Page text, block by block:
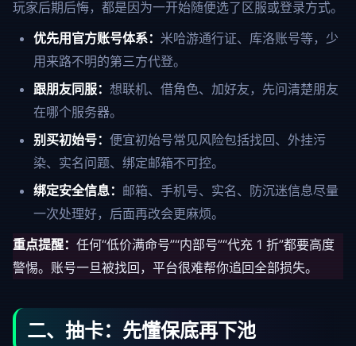
玩家后期后悔，都是因为一开始随便选了区服或登录方式。
优先用官方账号体系： 米哈游通行证、库洛账号等，少
用来路不明的第三方代登。
跟朋友同服： 想联机、借角色、加好友，先问清楚朋友
在哪个服务器。
别买初始号： 便宜初始号常见风险包括找回、外挂污
染、实名问题、绑定邮箱不可控。
绑定安全信息： 邮箱、手机号、实名、防沉迷信息尽量
一次处理好，后面再改会更麻烦。
重点提醒： 任何“低价满命号”“内部号”“代充 1 折”都要高度
警惕。账号一旦被找回，平台很难帮你追回全部损失。
二、抽卡：先懂保底再下池